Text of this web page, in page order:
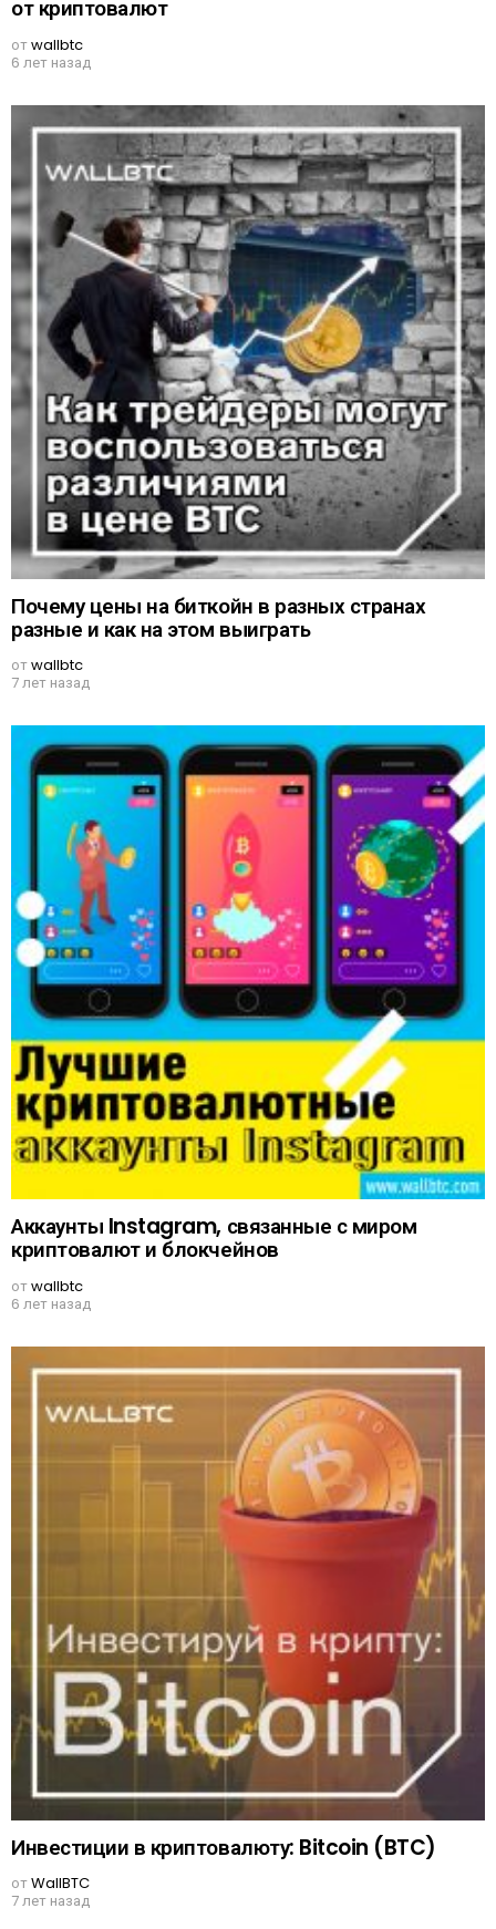
от криптовалют
отwallbtc
6 лет назад
Почему цены на биткойн в разных странах
разные и как на этом выиграть
отwallbtc
7 лет назад
Аккаунты Instagram, связанные с миром
криптовалют и блокчейнов
отwallbtc
6 лет назад
Инвестиции в криптовалюту: Bitcoin (BTC)
отWallBTC
7 лет назад